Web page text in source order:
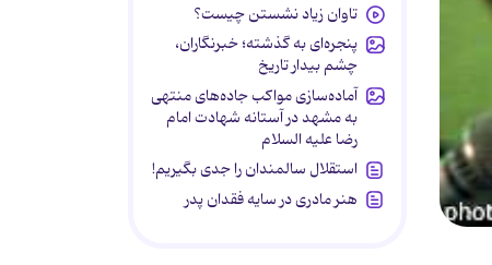
تاوان زیاد نشستن چیست؟
پنجره‌ای به گذشته؛ خبرنگاران،
چشم بیدار تاریخ
آماده‌سازی مواکب جاده‌های منتهی
به مشهد در آستانه شهادت امام
رضا علیه السلام
استقلال سالمندان را جدی بگیریم!
هنر مادری در سایه‌ فقدان پدر